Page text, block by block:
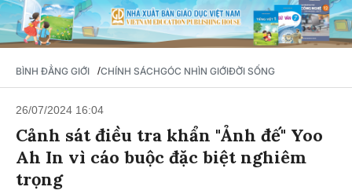
BÌNH ĐẲNG GIỚI /CHÍNH SÁCHGÓC NHÌN GIỚIĐỜI SỐNG
26/07/2024 16:04
Cảnh sát điều tra khẩn "Ảnh đế" Yoo
Ah In vì cáo buộc đặc biệt nghiêm
trọng